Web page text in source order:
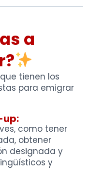
a
tienen los
para emigrar
up:
como tener
obtener
designada y
y